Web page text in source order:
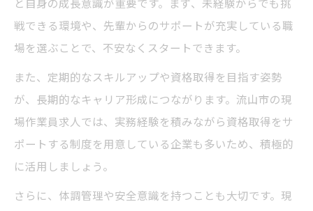
戦できる環境や、先輩からのサポートが充実している職
場を選ぶことで、不安なくスタートできます。
また、定期的なスキルアップや資格取得を目指す姿勢
が、長期的なキャリア形成につながります。流山市の現
場作業員求人では、実務経験を積みながら資格取得をサ
ポートする制度を用意している企業も多いため、積極的
に活用しましょう。
さらに、体調管理や安全意識を持つことも大切です。現